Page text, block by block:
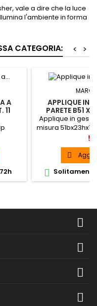
vale a dire che la luce
l'ambiente in forma
CATEGORIA: >
<
A
11
APPLIQUE IN
PARETE B51 X
Applique in
misura





